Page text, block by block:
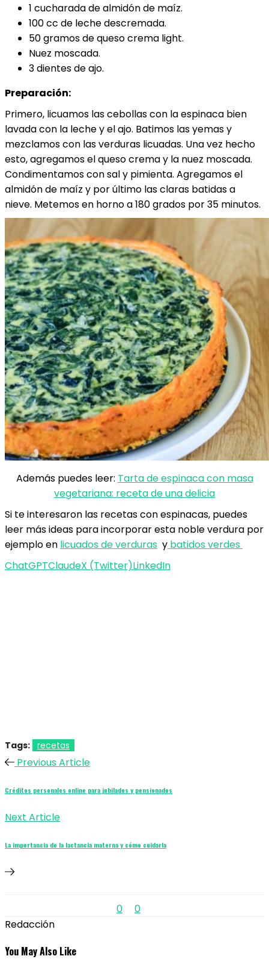
1 cucharada de almidón de maíz.
100 cc de leche descremada.
50 gramos de queso crema light.
Nuez moscada.
3 dientes de ajo.
Preparación:
Primero, licuamos las cebollas con la espinaca bien
lavada con la leche y el ajo. Batimos las yemas y
mezclamos con las verduras licuadas. Una vez hecho
esto, agregamos el queso crema y la nuez moscada.
Condimentamos con sal y pimienta. Agregamos el
almidón de maíz y por último las claras batidas a
nieve. Metemos en horno a 180 grados por 35 minutos.
Además puedes leer: Tarta de espinaca con masa
vegetariana: receta de una delicia
Si te interesaron las recetas con espinacas, puedes
leer más ideas para incorporar esta noble verdura por
ejemplo en licuados de verduras y batidos verdes
ChatGPTClaudeX (Twitter)LinkedIn
Tags: recetas
Previous Article
Créditos personales online para jubilados y pensionados
Next Article
La importancia de la lactancia materna y cómo cuidarla
0
0
Redacción
You May Also Like